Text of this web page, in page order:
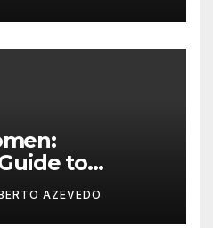
to
Access and
AZEVEDO